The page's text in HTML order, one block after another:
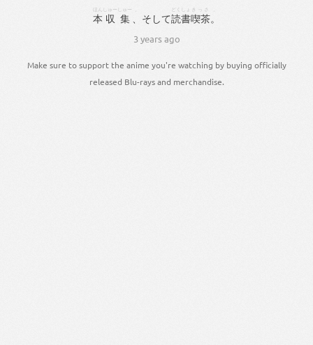
本
ほん
収集
しゅーしゅー
そして読書
どくしょ
喫茶
きっさ
。
3 years ago
Make sure to support the anime you're watching by buying officially
released Blu-rays and merchandise.